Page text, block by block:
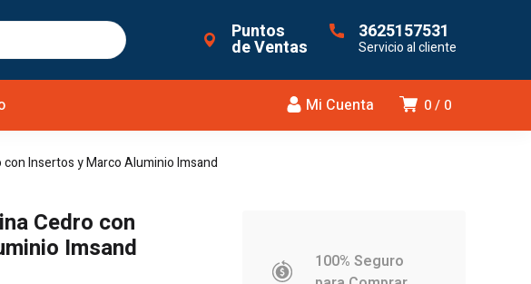
Puntos
de Ventas
3625157531
Servicio al cliente
0 0
Mi Cuenta
Insertos y Marco Aluminio Imsand
Cedro con
Imsand
100% Seguro